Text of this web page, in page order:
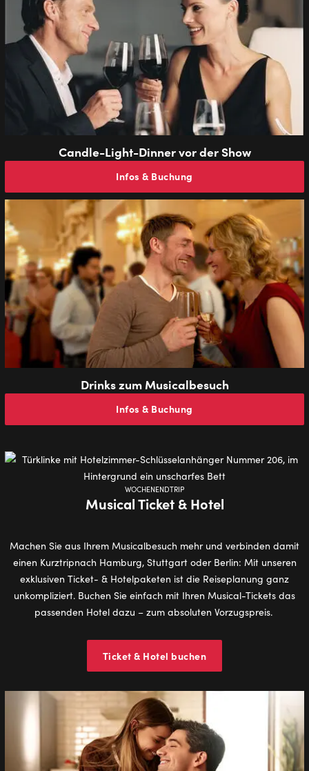
Candle-Light-Dinner vor der Show
Infos & Buchung
Drinks zum Musicalbesuch
Infos & Buchung
WOCHENENDTRIP
Musical Ticket & Hotel
Machen Sie aus Ihrem Musicalbesuch mehr und verbinden damit
einen Kurztripnach Hamburg, Stuttgart oder Berlin: Mit unseren
exklusiven Ticket- & Hotelpaketen ist die Reiseplanung ganz
unkompliziert. Buchen Sie einfach mit Ihren Musical-Tickets das
passenden Hotel dazu – zum absoluten Vorzugspreis.
Ticket & Hotel buchen